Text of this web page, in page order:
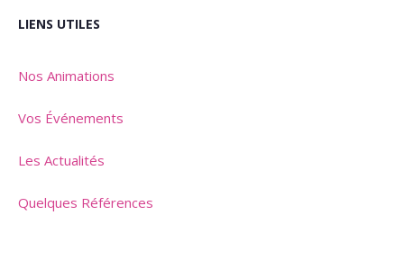
LIENS UTILES
Nos Animations
Vos Événements
Les Actualités
Quelques Références